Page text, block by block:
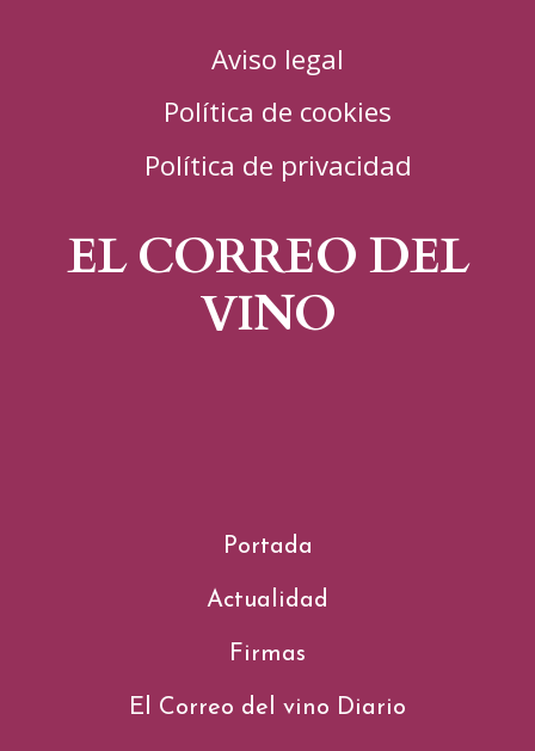
Aviso legal
Política de cookies
Política de privacidad
EL CORREO DEL
VINO
Portada
Actualidad
Firmas
El Correo del vino Diario